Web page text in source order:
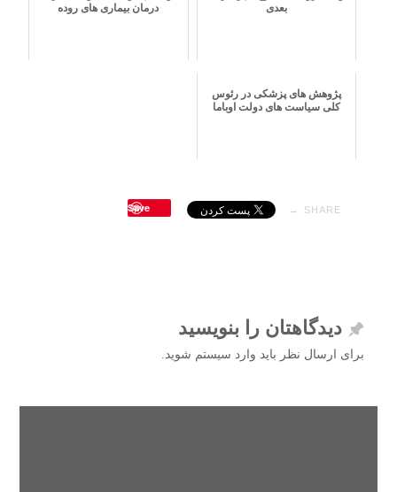
بعدی
درمان بیماری های روده
پژوهش های پزشکی در رئوس
کلی سیاست های دولت اوباما
SHARE →
Save
دیدگاهتان را بنویسید
برای ارسال نظر باید وارد سیستم شوید.